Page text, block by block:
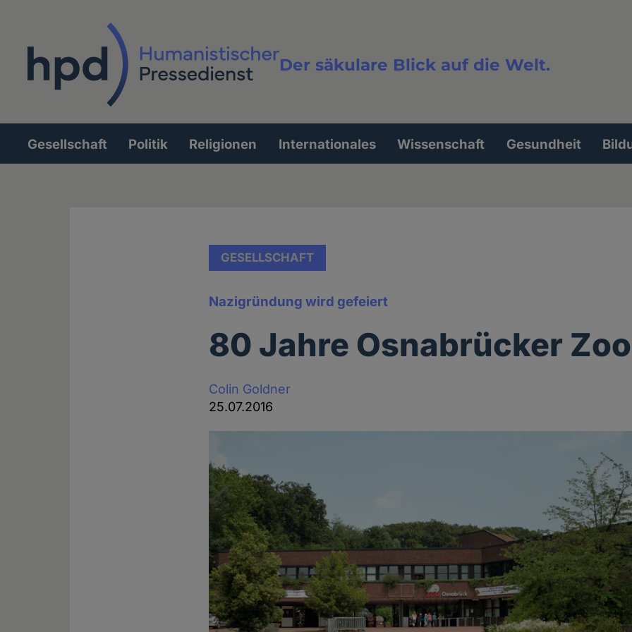
Der säkulare Blick auf die Welt.
Volltextsuche
Hauptnavigation
Gesellschaft Politik Religionen Internationales Wissenschaft Gesundheit
GESELLSCHAFT
Nazigründung wird gefeiert
80 Jahre Osnabrücker Zoo
Colin Goldner
25.07.2016